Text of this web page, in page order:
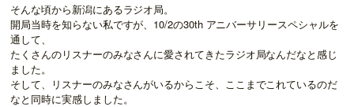
そんな頃から新潟にあるラジオ局。
開局当時を知らない私ですが、10/2の30th アニバーサリースペシャルを
通して、
たくさんのリスナーのみなさんに愛されてきたラジオ局なんだなと感じ
ました。
そして、リスナーのみなさんがいるからこそ、ここまでこれているのだ
なと同時に実感しました。